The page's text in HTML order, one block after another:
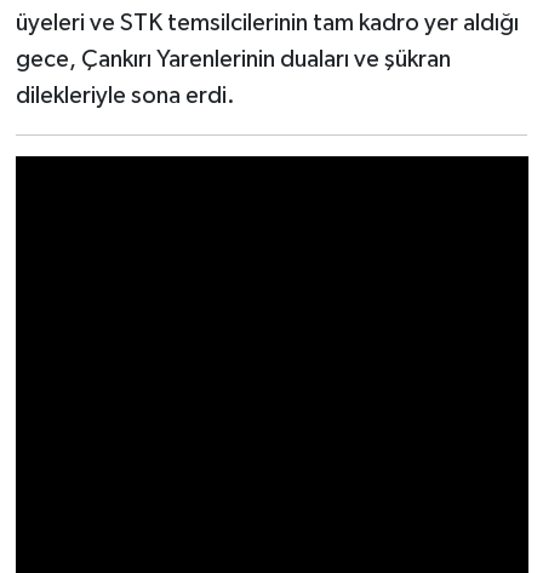
üyeleri ve STK temsilcilerinin tam kadro yer aldığı
gece, Çankırı Yarenlerinin duaları ve şükran
dilekleriyle sona erdi.